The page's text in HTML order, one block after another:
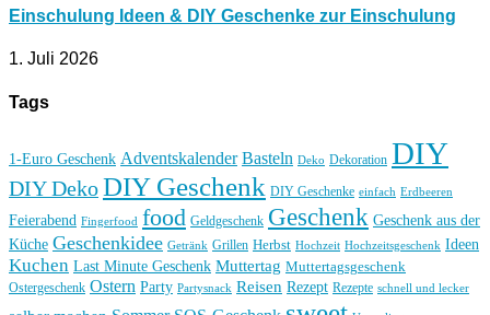
Einschulung Ideen & DIY Geschenke zur Einschulung
1. Juli 2026
Tags
1-Euro Geschenk Adventskalender Basteln Deko Dekoration DIY
DIY DekoDIY Geschenk DIY Geschenke einfach Erdbeeren
Feierabend Fingerfood food Geldgeschenk Geschenk Geschenk aus der
Küche Geschenkidee Getränk Grillen Herbst Hochzeit Hochzeitsgeschenk Ideen
Kuchen Last Minute Geschenk Muttertag Muttertagsgeschenk
Ostergeschenk Ostern Party Partysnack Reisen Rezept Rezepte schnell und lecker